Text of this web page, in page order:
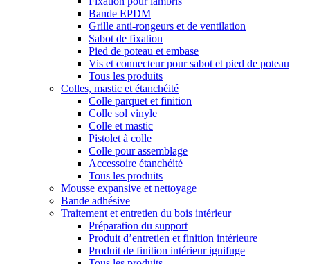
Bande EPDM
Grille anti-rongeurs et de ventilation
Sabot de fixation
Pied de poteau et embase
Vis et connecteur pour sabot et pied de poteau
Tous les produits
Colles, mastic et étanchéité
Colle parquet et finition
Colle sol vinyle
Colle et mastic
Pistolet à colle
Colle pour assemblage
Accessoire étanchéité
Tous les produits
Mousse expansive et nettoyage
Bande adhésive
Traitement et entretien du bois intérieur
Préparation du support
Produit d’entretien et finition intérieure
Produit de finition intérieur ignifuge